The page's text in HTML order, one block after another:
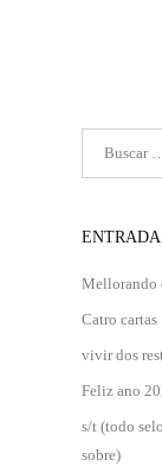
Mellorando
Catro cartas
vivir dos
Feliz ano
s/t (todo
sobre)